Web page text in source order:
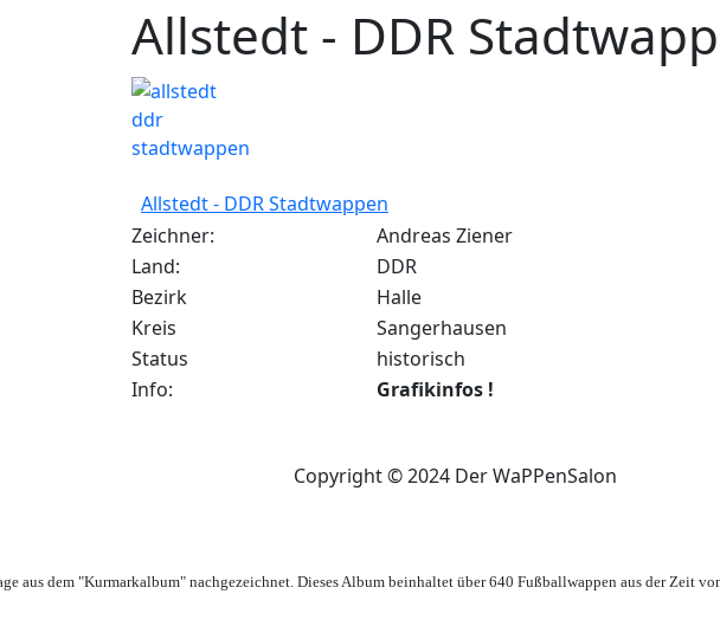
Allstedt - DDR
Allstedt - DDR Stadtwappen
Zeichner:
Andreas Ziener
Land:
DDR
Bezirk
Halle
Kreis
Sangerhausen
Status
historisch
Info:
Grafikinfos !
Copyright © 2024 Der WaPPenSalon
aus dem "Kurmarkalbum" nachgezeichnet. Dieses Album beinhaltet über 640 Fußballwappen aus der Zeit